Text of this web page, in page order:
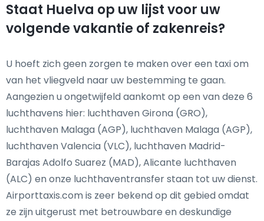
Staat Huelva op uw lijst voor uw
volgende vakantie of zakenreis?
U hoeft zich geen zorgen te maken over een taxi om
van het vliegveld naar uw bestemming te gaan.
Aangezien u ongetwijfeld aankomt op een van deze 6
luchthavens hier: luchthaven Girona (GRO),
luchthaven Malaga (AGP), luchthaven Malaga (AGP),
luchthaven Valencia (VLC), luchthaven Madrid-
Barajas Adolfo Suarez (MAD), Alicante luchthaven
(ALC) en onze luchthaventransfer staan tot uw dienst.
Airporttaxis.com is zeer bekend op dit gebied omdat
ze zijn uitgerust met betrouwbare en deskundige